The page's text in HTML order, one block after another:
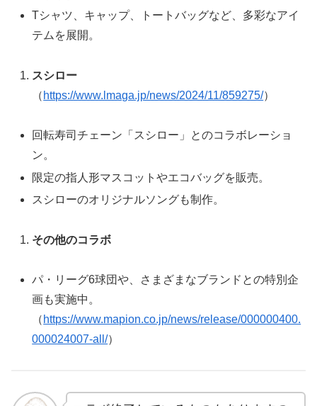
Tシャツ、キャップ、トートバッグなど、多彩なアイ
テムを展開。
スシロー
（ https://www.lmaga.jp/news/2024/11/859275/）
回転寿司チェーン「スシロー」とのコラボレーショ
ン。
限定の指人形マスコットやエコバッグを販売。
スシローのオリジナルソングも制作。
その他のコラボ
パ・リーグ6球団や、さまざまなブランドとの特別企
画も実施中。
（ https://www.mapion.co.jp/news/release/000000400.
000024007-all/）